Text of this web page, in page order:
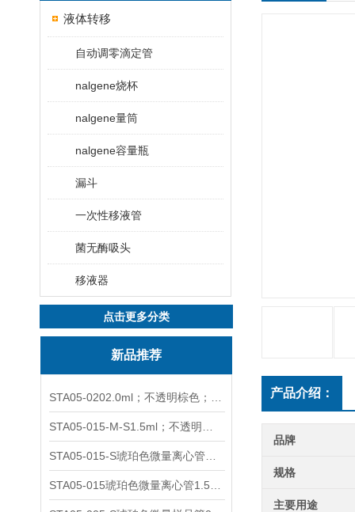
液体转移
自动调零滴定管
nalgene烧杯
nalgene量筒
nalgene容量瓶
漏斗
一次性移液管
菌无酶吸头
移液器
点击更多分类
新品推荐
产品介绍：
品牌
规格
主要用途